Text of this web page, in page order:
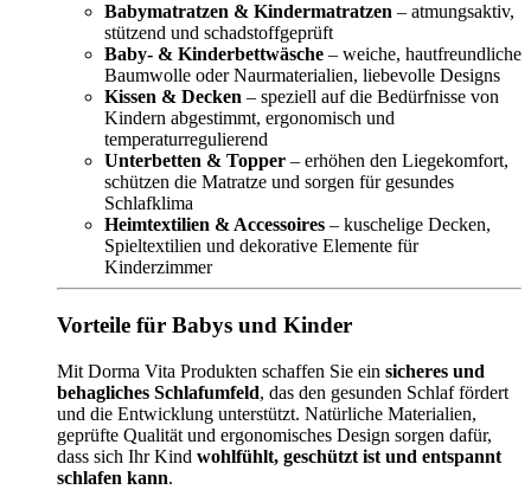
Babymatratzen & Kindermatratzen – atmungsaktiv,
stützend und schadstoffgeprüft
Baby- & Kinderbettwäsche – weiche, hautfreundliche
Baumwolle oder Naurmaterialien, liebevolle Designs
Kissen & Decken – speziell auf die Bedürfnisse von
Kindern abgestimmt, ergonomisch und
temperaturregulierend
Unterbetten & Topper – erhöhen den Liegekomfort,
schützen die Matratze und sorgen für gesundes
Schlafklima
Heimtextilien & Accessoires – kuschelige Decken,
Spieltextilien und dekorative Elemente für
Kinderzimmer
Vorteile für Babys und Kinder
Mit Dorma Vita Produkten schaffen Sie ein sicheres und
behagliches Schlafumfeld, das den gesunden Schlaf fördert
und die Entwicklung unterstützt. Natürliche Materialien,
geprüfte Qualität und ergonomisches Design sorgen dafür,
dass sich Ihr Kind wohlfühlt, geschützt ist und entspannt
schlafen kann.